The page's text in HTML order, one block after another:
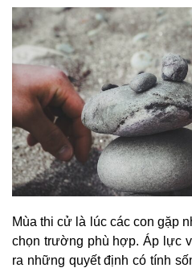
Mùa thi cử là lúc các con gặp
chọn trường phù hợp. Áp lực
ra những quyết định có tính